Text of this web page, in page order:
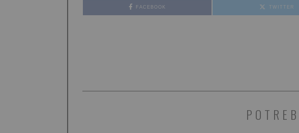
FACEBOOK TWITTER